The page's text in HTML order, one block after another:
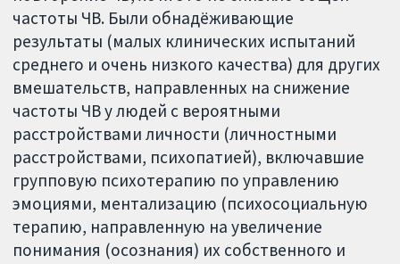
частоты ЧВ. Были обнадёживающие
результаты (малых клинических испытаний
среднего и очень низкого качества) для других
вмешательств, направленных на снижение
частоты ЧВ у людей с вероятными
расстройствами личности (личностными
расстройствами, психопатией), включавшие
групповую психотерапию по управлению
эмоциями, ментализацию (психосоциальную
терапию, направленную на увеличение
понимания (осознания) их собственного и